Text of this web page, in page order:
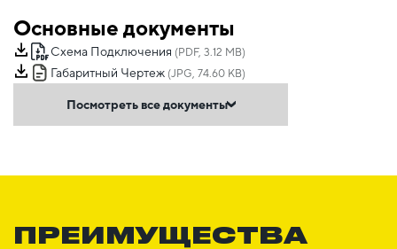
Основные документы
Схема Подключения (PDF, 3.12 MB)
Габаритный Чертеж (JPG, 74.60 KB)
Посмотреть все документы
ПРЕИМУЩЕСТВА